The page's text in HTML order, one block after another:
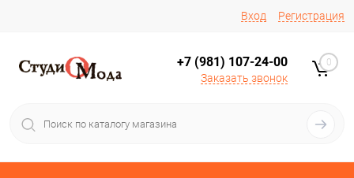
Вход Регистрация
+7 (981) 107-24-00
Заказать звонок
0